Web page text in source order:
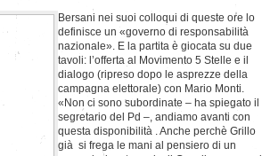
Bersani nei suoi colloqui di queste ore lo
definisce un «governo di responsabilità
nazionale». E la partita è giocata su due
tavoli: l’offerta al Movimento 5 Stelle e il
dialogo (ripreso dopo le asprezze della
campagna elettorale) con Mario Monti.
«Non ci sono subordinate – ha spiegato il
segretario del Pd –, andiamo avanti con
questa disponibilità . Anche perchè Grillo
già si frega le mani al pensiero di un